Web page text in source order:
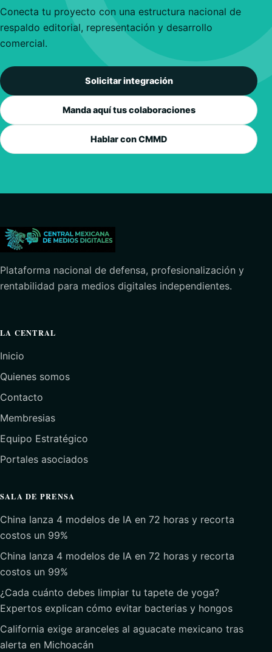
Conecta tu proyecto con una estructura nacional de
respaldo editorial, representación y desarrollo
comercial.
Solicitar integración
Manda aquí tus colaboraciones
Hablar con CMMD
Plataforma nacional de defensa, profesionalización y
rentabilidad para medios digitales independientes.
LA CENTRAL
Inicio
Quienes somos
Contacto
Membresias
Equipo Estratégico
Portales asociados
SALA DE PRENSA
China lanza 4 modelos de IA en 72 horas y recorta
costos un 99%
China lanza 4 modelos de IA en 72 horas y recorta
costos un 99%
¿Cada cuánto debes limpiar tu tapete de yoga?
Expertos explican cómo evitar bacterias y hongos
California exige aranceles al aguacate mexicano tras
alerta en Michoacán